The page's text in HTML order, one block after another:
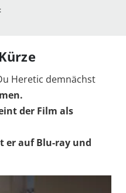
Heretic demnächst
der Film als
er auf Blu-ray und